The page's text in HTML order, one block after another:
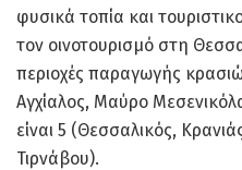
φυσικά τοπία και
τον οινοτουρισμό στη
περιοχές παραγωγής
Αγχίαλος, Μαύρο
είναι 5 (Θεσσαλικός,
Τιρνάβου).